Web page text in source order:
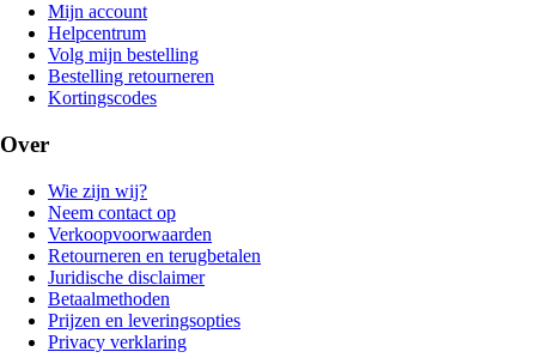
Mijn account
Helpcentrum
Volg mijn bestelling
Bestelling retourneren
Kortingscodes
Over
Wie zijn wij?
Neem contact op
Verkoopvoorwaarden
Retourneren en terugbetalen
Juridische disclaimer
Betaalmethoden
Prijzen en leveringsopties
Privacy verklaring